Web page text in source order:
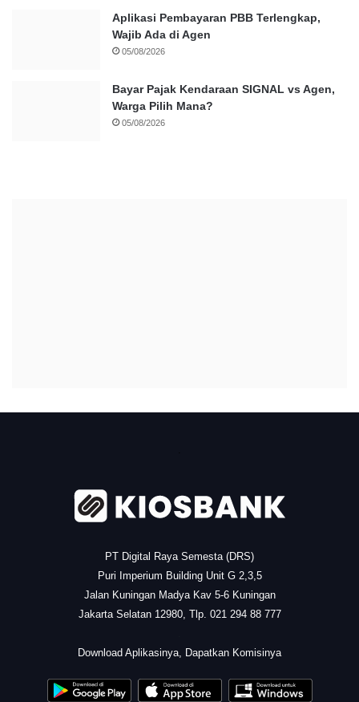
Aplikasi Pembayaran PBB Terlengkap,
Wajib Ada di Agen
05/08/2026
Bayar Pajak Kendaraan SIGNAL vs Agen,
Warga Pilih Mana?
05/08/2026
PT Digital Raya Semesta (DRS)
Puri Imperium Building Unit G 2,3,5
Jalan Kuningan Madya Kav 5-6 Kuningan
Jakarta Selatan 12980, Tlp. 021 294 88 777
Download Aplikasinya, Dapatkan Komisinya